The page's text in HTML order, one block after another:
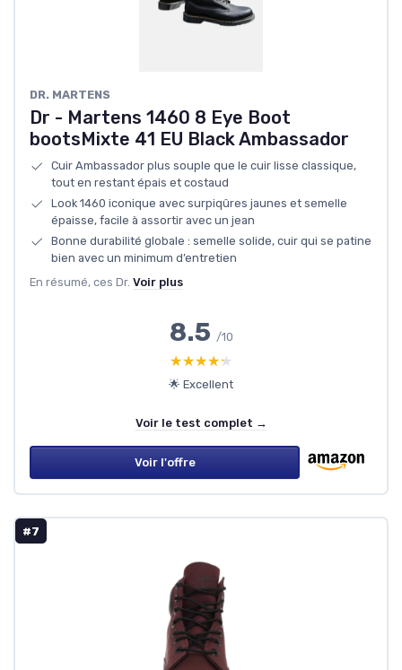
DR. MARTENS
Dr - Martens 1460 8 Eye Boot
bootsMixte 41 EU Black Ambassador
Cuir Ambassador plus souple que le cuir lisse classique,
tout en restant épais et costaud
Look 1460 iconique avec surpiqûres jaunes et semelle
épaisse, facile à assortir avec un jean
Bonne durabilité globale : semelle solide, cuir qui se patine
bien avec un minimum d’entretien
En résumé, ces Dr. Voir plus
8.5 /10
★★★★★
★★★★★
🌟 Excellent
Voir le test complet →
Voir l'offre
#7